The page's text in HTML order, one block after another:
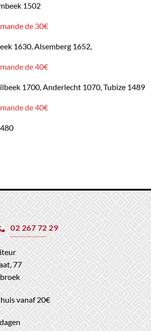
1502
de 30€
1630, Alsemberg 1652,
de 40€
1700, Anderlecht 1070, Tubize 1489
de 40€
02 267 72 29
77
vanaf 20€